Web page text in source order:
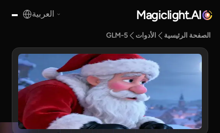
Magiclight.AI العربية
الصفحة الرئيسية الأدوات GLM-5